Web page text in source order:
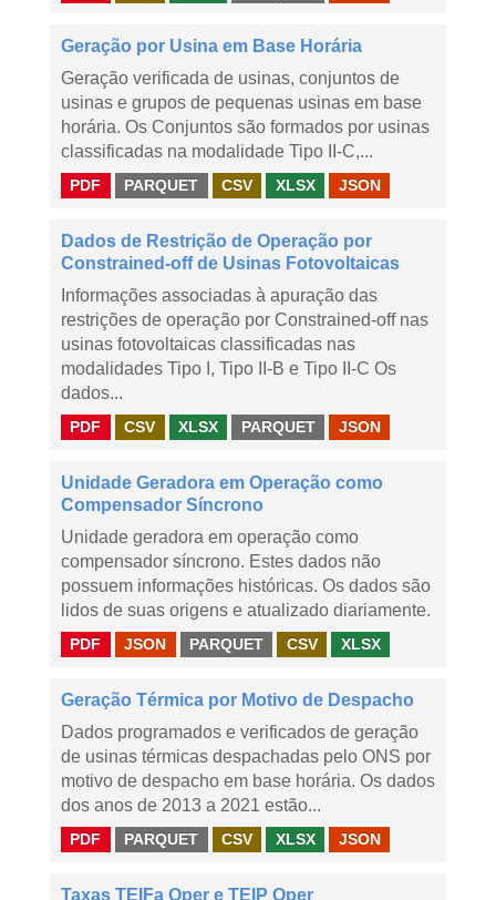
Geração por Usina em Base Horária
Geração verificada de usinas, conjuntos de
usinas e grupos de pequenas usinas em base
horária. Os Conjuntos são formados por usinas
classificadas na modalidade Tipo II-C,...
PDF PARQUET CSV XLSX JSON
Dados de Restrição de Operação por
Constrained-off de Usinas Fotovoltaicas
Informações associadas à apuração das
restrições de operação por Constrained-off nas
usinas fotovoltaicas classificadas nas
modalidades Tipo I, Tipo II-B e Tipo II-C Os
dados...
PDF CSV XLSX PARQUET JSON
Unidade Geradora em Operação como
Compensador Síncrono
Unidade geradora em operação como
compensador síncrono. Estes dados não
possuem informações históricas. Os dados são
lidos de suas origens e atualizado diariamente.
PDF JSON PARQUET CSV XLSX
Geração Térmica por Motivo de Despacho
Dados programados e verificados de geração
de usinas térmicas despachadas pelo ONS por
motivo de despacho em base horária. Os dados
dos anos de 2013 a 2021 estão...
PDF PARQUET CSV XLSX JSON
Taxas TEIFa Oper e TEIP Oper